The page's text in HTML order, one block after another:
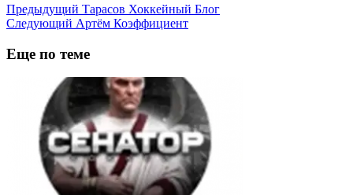
Предыдущий Тарасов Хоккейный Блог
Следующий Артём Коэффициент
Еще по теме